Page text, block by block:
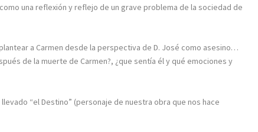
una reflexión y reflejo de un grave problema de la sociedad de
a Carmen desde la perspectiva de D. José como asesino…
de la muerte de Carmen?, ¿que sentía él y qué emociones y
“el Destino” (personaje de nuestra obra que nos hace